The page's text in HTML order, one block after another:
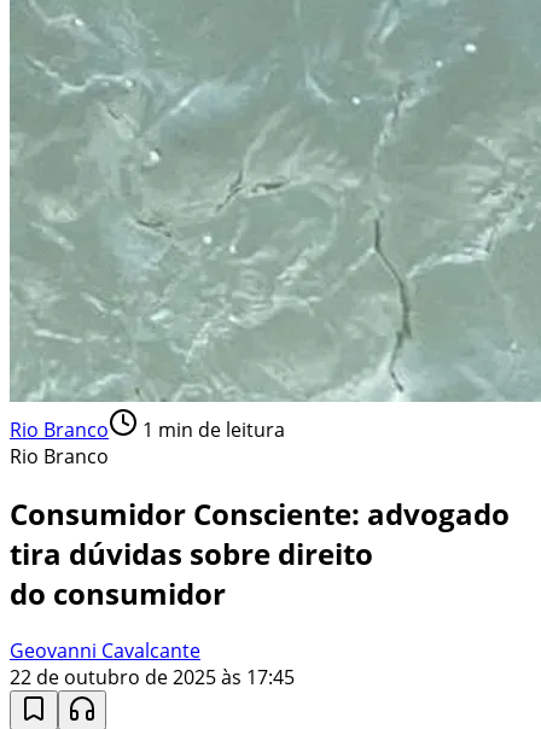
Rio Branco 1 min de leitura
Rio Branco
Consumidor Consciente: advogado
tira dúvidas sobre direito
do consumidor
Geovanni Cavalcante
22 de outubro de 2025 às 17:45